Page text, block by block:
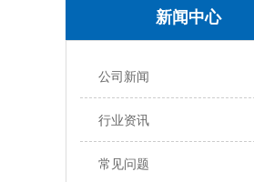
新闻中心
公司新闻
行业资讯
常见问题